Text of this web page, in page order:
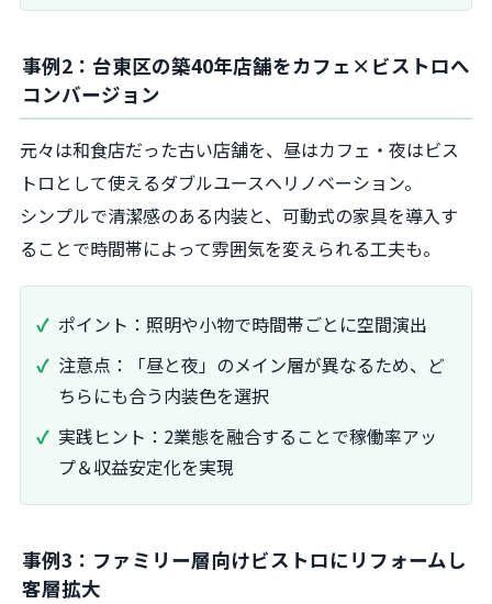
事例2：台東区の築40年店舗をカフェ×ビストロへ
コンバージョン
元々は和食店だった古い店舗を、昼はカフェ・夜はビス
トロとして使えるダブルユースへリノベーション。
シンプルで清潔感のある内装と、可動式の家具を導入す
ることで時間帯によって雰囲気を変えられる工夫も。
ポイント：照明や小物で時間帯ごとに空間演出
注意点：「昼と夜」のメイン層が異なるため、ど
ちらにも合う内装色を選択
実践ヒント：2業態を融合することで稼働率アッ
プ＆収益安定化を実現
事例3：ファミリー層向けビストロにリフォームし
客層拡大